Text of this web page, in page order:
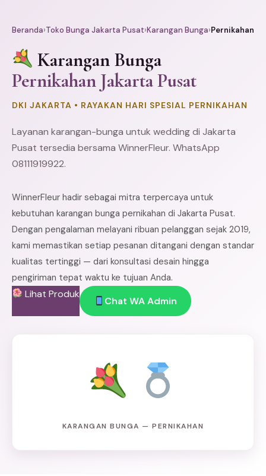
Beranda›Toko Bunga Jakarta Pusat›Karangan Bunga›Pernikahan
Karangan Bunga
Pernikahan Jakarta Pusat
DKI JAKARTA • RAYAKAN HARI SPESIAL PERNIKAHAN
Layanan karangan-bunga untuk wedding di Jakarta
Pusat tersedia bersama WinnerFleur. WhatsApp
08111919922.
WinnerFleur hadir sebagai mitra terpercaya untuk
kebutuhan karangan bunga pernikahan di Jakarta Pusat.
Dengan pengalaman melayani ribuan pelanggan sejak 2019,
kami memastikan setiap pesanan ditangani dengan standar
kualitas tertinggi — dari konsultasi desain hingga
pengiriman tepat waktu ke tujuan Anda.
Lihat Produk
Chat WA Admin
KARANGAN BUNGA — PERNIKAHAN